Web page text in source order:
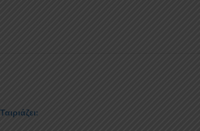
Ταιριάζει: